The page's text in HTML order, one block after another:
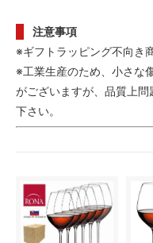
注意事項
※ギフトラッピング不向き
※工業生産のため、小さな
がございますが、品質上
下さい。